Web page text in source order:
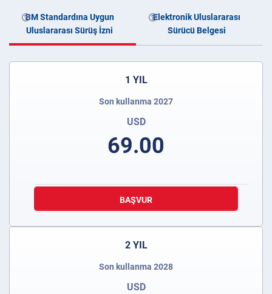
BM Standardına Uygun
Uluslararası Sürüş İzni
Elektronik Uluslararası
Sürücü Belgesi
1 YIL
Son kullanma 2027
USD
69.00
BAŞVUR
2 YIL
Son kullanma 2028
USD